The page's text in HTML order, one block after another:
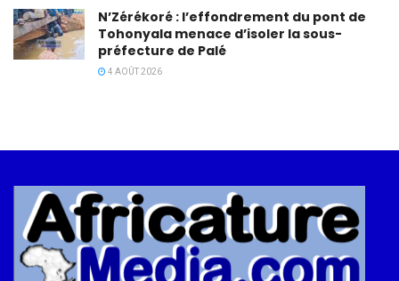
N’Zérékoré : l’effondrement du pont de
Tohonyala menace d’isoler la sous-
préfecture de Palé
4 AOÛT 2026